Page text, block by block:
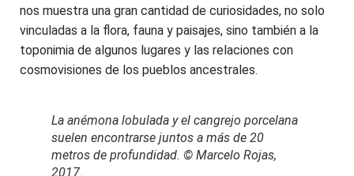
nos muestra una gran cantidad de curiosidades, no solo
vinculadas a la flora, fauna y paisajes, sino también a la
toponimia de algunos lugares y las relaciones con
cosmovisiones de los pueblos ancestrales.
La anémona lobulada y el cangrejo porcelana
suelen encontrarse juntos a más de 20
metros de profundidad. © Marcelo Rojas,
2017.